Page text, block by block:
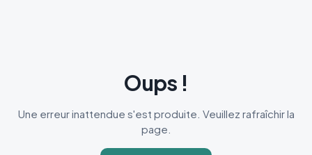
Oups !
Une erreur inattendue s'est produite. Veuillez rafraîchir la
page.